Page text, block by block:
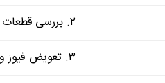
۲. بررسی قطعات برد مانند رله ها، دیودها و ترانسفورماتورها، تعویض برد در صورت نیاز.
۳. تعویض فیوز و بررسی مدار برای اطمینان از عدم وجود مشکل در ولتاژ ورودی.